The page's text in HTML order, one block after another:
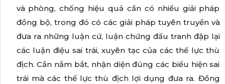
và phòng, chống hiệu quả cần có nhiều giải pháp
đồng bộ, trong đó có các giải pháp tuyên truyền và
đưa ra những luận cứ, luận chứng đấu tranh đập lại
các luận điệu sai trái, xuyên tạc của các thế lực thù
địch. Cần nắm bắt, nhận diện đúng các biểu hiện sai
trái mà các thế lực thù địch lợi dụng đưa ra. Đồng